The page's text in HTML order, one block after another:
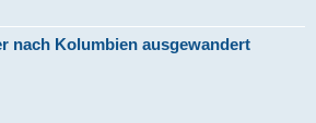
nach Kolumbien ausgewandert